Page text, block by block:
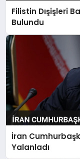
Filistin Dışişleri
Bulundu
İran
Yalanladı